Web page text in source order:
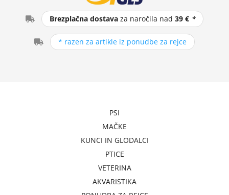
Brezplačna dostava za naročila nad39 € *
* razen za artikle iz ponudbe za rejce
PSI
MAČKE
KUNCI IN GLODALCI
PTICE
VETERINA
AKVARISTIKA